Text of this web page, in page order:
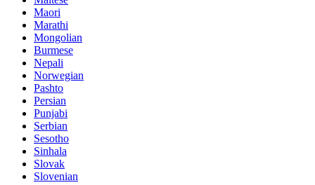
Maori
Marathi
Mongolian
Burmese
Nepali
Norwegian
Pashto
Persian
Punjabi
Serbian
Sesotho
Sinhala
Slovak
Slovenian